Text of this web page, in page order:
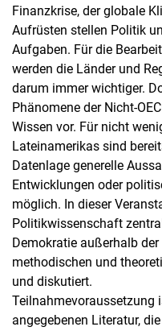
Finanzkrise, der globale
Aufrüsten stellen Politik
Aufgaben. Für die
werden die Länder und
darum immer wichtiger.
Phänomene der Nicht-
Wissen vor. Für nicht
Lateinamerikas sind
Datenlage generelle
Entwicklungen oder
möglich. In dieser
Politikwissenschaft
Demokratie außerhalb der
methodischen und
und diskutiert.
Teilnahmevoraussetzung
angegebenen Literatur,